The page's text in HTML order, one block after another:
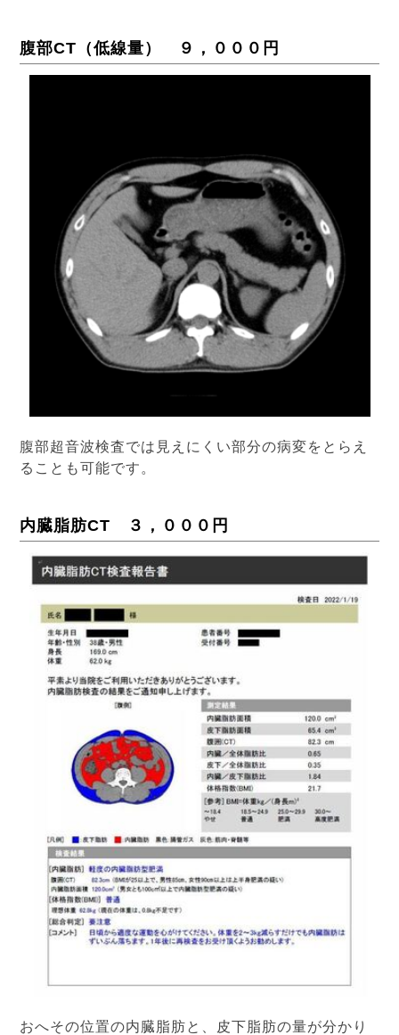
腹部CT（低線量） ９，０００円
腹部超音波検査では見えにくい部分の病変をとらえ
ることも可能です。
内臓脂肪CT ３，０００円
おへその位置の内臓脂肪と、皮下脂肪の量が分かり